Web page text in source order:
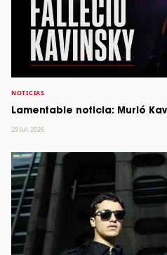
NOTICIAS
Lamentable noticia: Murió
29 Jul, 2026